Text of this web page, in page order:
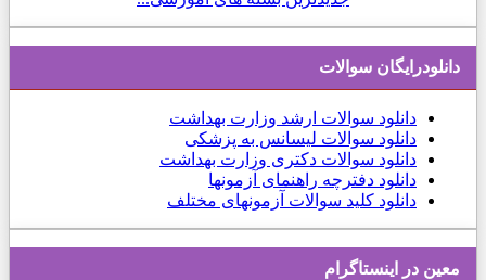
دانلودرایگان سوالات
دانلود سوالات ارشد وزارت بهداشت
دانلود سوالات لیسانس به پزشکی
دانلود سوالات دکتری وزارت بهداشت
دانلود دفترچه راهنمای آزمونها
دانلود کلید سوالات آزمونهای مختلف
معین در اینستاگرام